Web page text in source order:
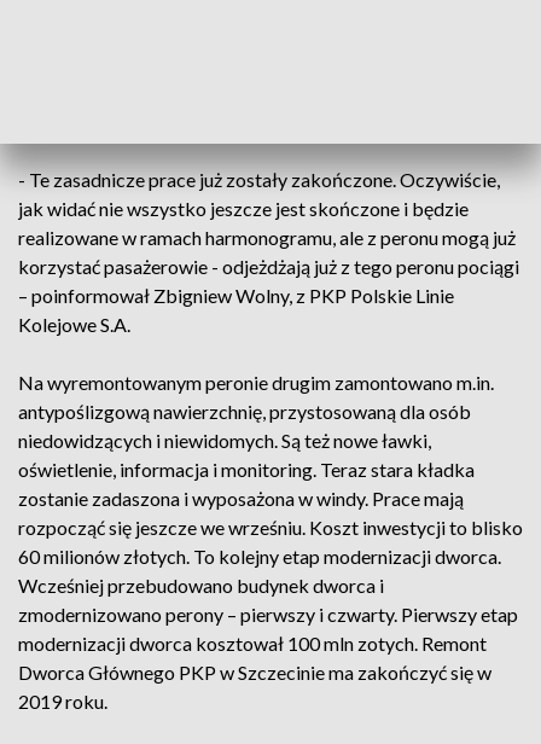
- Te zasadnicze prace już zostały zakończone. Oczywiście,
jak widać nie wszystko jeszcze jest skończone i będzie
realizowane w ramach harmonogramu, ale z peronu mogą już
korzystać pasażerowie - odjeżdżają już z tego peronu pociągi
– poinformował Zbigniew Wolny, z PKP Polskie Linie
Kolejowe S.A.
Na wyremontowanym peronie drugim zamontowano m.in.
antypoślizgową nawierzchnię, przystosowaną dla osób
niedowidzących i niewidomych. Są też nowe ławki,
oświetlenie, informacja i monitoring. Teraz stara kładka
zostanie zadaszona i wyposażona w windy. Prace mają
rozpocząć się jeszcze we wrześniu. Koszt inwestycji to blisko
60 milionów złotych. To kolejny etap modernizacji dworca.
Wcześniej przebudowano budynek dworca i
zmodernizowano perony – pierwszy i czwarty. Pierwszy etap
modernizacji dworca kosztował 100 mln zotych. Remont
Dworca Głównego PKP w Szczecinie ma zakończyć się w
2019 roku.